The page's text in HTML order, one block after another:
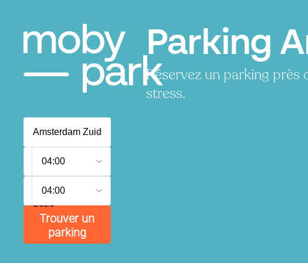
Parking
Réservez un parking près
stress.
août
2026
04:00
août
2026
04:00
Trouver un
parking
P
P